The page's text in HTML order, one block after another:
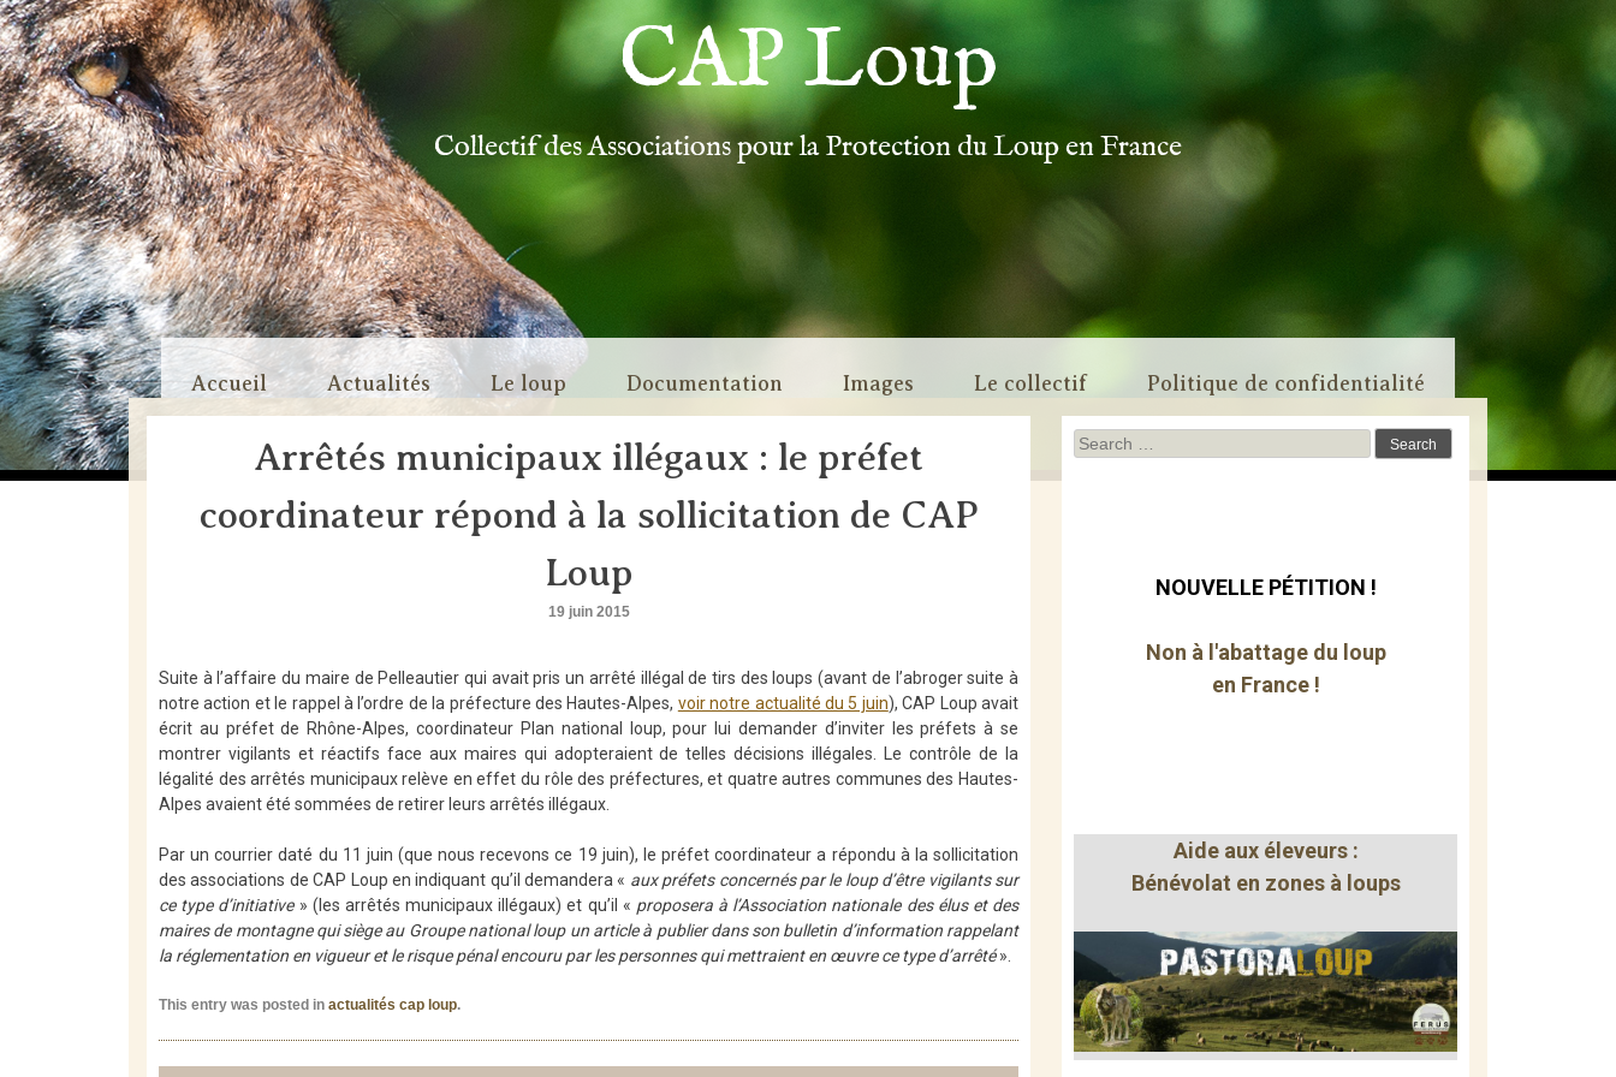
CAP Loup
Collectif des Associations pour la Protection du Loup en France
Skip
to
content
Accueil Actualités Le loup Documentation Images Le collectif Politique de confidentialité
Arrêtés municipaux illégaux : le préfet
coordinateur répond à la sollicitation de CAP
Loup
19 juin 2015
Suite à l’affaire du maire de Pelleautier qui avait pris un arrêté illégal de tirs des loups (avant de l’abroger suite à
notre action et le rappel à l’ordre de la préfecture des Hautes-Alpes, voir notre actualité du 5 juin), CAP Loup avait
écrit au préfet de Rhône-Alpes, coordinateur Plan national loup, pour lui demander d’inviter les préfets à se
montrer vigilants et réactifs face aux maires qui adopteraient de telles décisions illégales. Le contrôle de la
légalité des arrêtés municipaux relève en effet du rôle des préfectures, et quatre autres communes des Hautes-
Alpes avaient été sommées de retirer leurs arrêtés illégaux.
Par un courrier daté du 11 juin (que nous recevons ce 19 juin), le préfet coordinateur a répondu à la sollicitation
des associations de CAP Loup en indiquant qu’il demandera « aux préfets concernés par le loup d’être vigilants sur
ce type d’initiative» (les arrêtés municipaux illégaux) et qu’il « proposera à l’Association nationale des élus et des
maires de montagne qui siège au Groupe national loup un article à publier dans son bulletin d’information rappelant
la réglementation en vigueur et le risque pénal encouru par les personnes qui mettraient en œuvre ce type d’arrêté».
This entry was posted in actualités cap loup.
Search
for:
NOUVELLE PÉTITION !
Non à l'abattage du loup
en France !
Aide aux éleveurs :
Bénévolat en zones à loups